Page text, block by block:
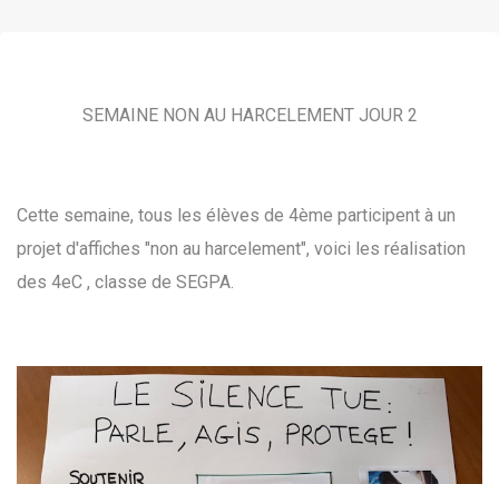
SEMAINE NON AU HARCELEMENT JOUR 2
Cette semaine, tous les élèves de 4ème participent à un
projet d'affiches "non au harcelement", voici les réalisation
des 4eC , classe de SEGPA.